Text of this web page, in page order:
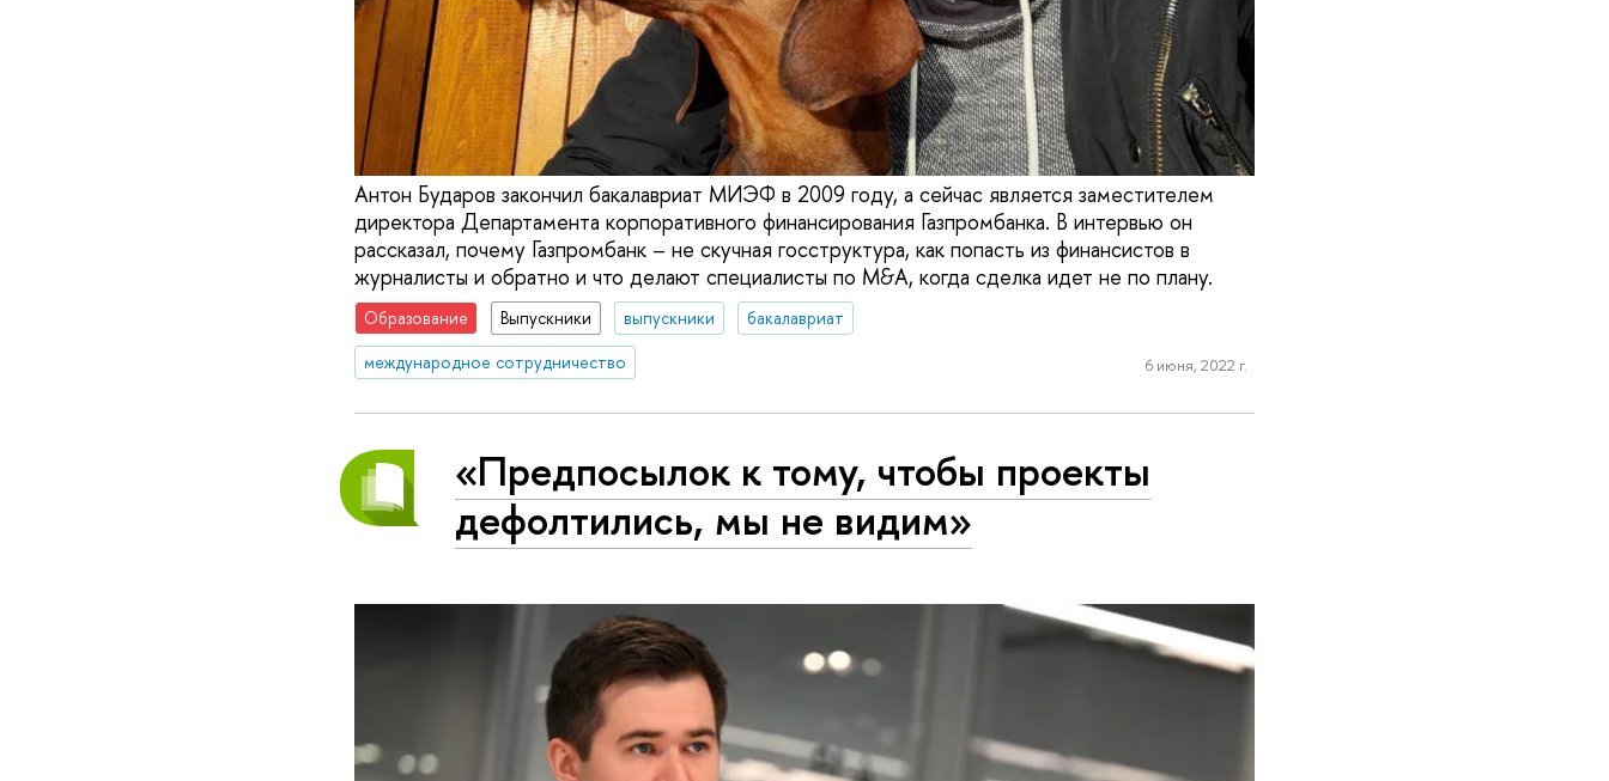
Антон Бударов закончил бакалавриат МИЭФ в 2009 году, а сейчас является заместителем
директора Департамента корпоративного финансирования Газпромбанка. В интервью он
рассказал, почему Газпромбанк – не скучная госструктура, как попасть из финансистов в
журналисты и обратно и что делают специалисты по M&A, когда сделка идет не по плану.
Образование Выпускники выпускники
бакалавриат
международное сотрудничество
6 июня, 2022 г.
«Предпосылок к тому, чтобы проекты
дефолтились, мы не видим»